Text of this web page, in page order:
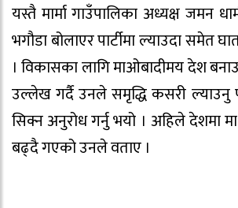
यस्तै मार्मा गाउँपालिका अध्यक्ष जमन
भगौडा बोलाएर पार्टीमा ल्याउदा समेत
। विकासका लागि माओबादीमय देश
उल्लेख गर्दै उनले समृद्धि कसरी ल्याउनु
सिक्न अनुरोध गर्नु भयो । अहिले देशमा
बढ्दै गएको उनले वताए ।